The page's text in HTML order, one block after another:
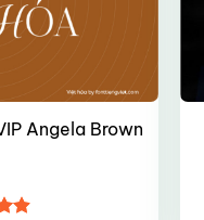
Angela Brown